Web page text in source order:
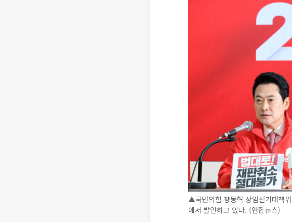
▲국민의힘 장동혁 상임선거대책
에서 발언하고 있다. (연합뉴스)